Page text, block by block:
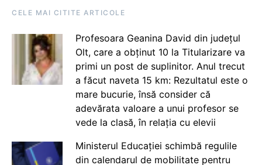
CELE MAI CITITE ARTICOLE
Profesoara Geanina David din județul
Olt, care a obținut 10 la Titularizare va
primi un post de suplinitor. Anul trecut
a făcut naveta 15 km: Rezultatul este o
mare bucurie, însă consider că
adevărata valoare a unui profesor se
vede la clasă, în relația cu elevii
Ministerul Educației schimbă regulile
din calendarul de mobilitate pentru